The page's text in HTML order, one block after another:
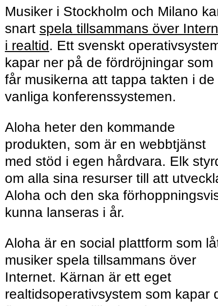
Musiker i Stockholm och Milano
snart spela tillsammans över
i realtid. Ett svenskt
kapar ner på de fördröjningar som
får musikerna att tappa takten i de
vanliga konferenssystemen.
Aloha heter den kommande
produkten, som är en webbtjänst
med stöd i egen hårdvara. Elk
om alla sina resurser till att
Aloha och den ska
kunna lanseras i år.
Aloha är en social plattform som
musiker spela tillsammans över
Internet. Kärnan är ett eget
realtidsoperativsystem som kapar